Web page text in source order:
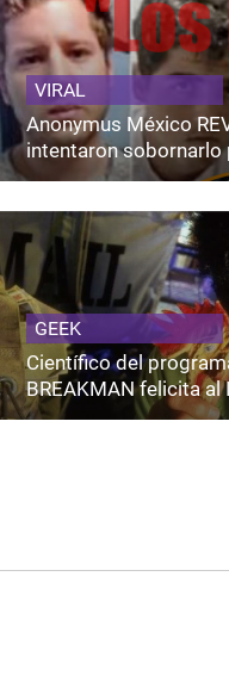
VIRAL
Anonymus México
intentaron sobornarlo
GEEK
Científico del
BREAKMAN felicita al